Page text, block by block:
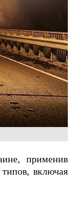
применив
включая